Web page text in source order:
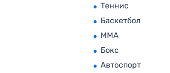
Теннис
Баскетбол
MMA
Бокс
Автоспорт